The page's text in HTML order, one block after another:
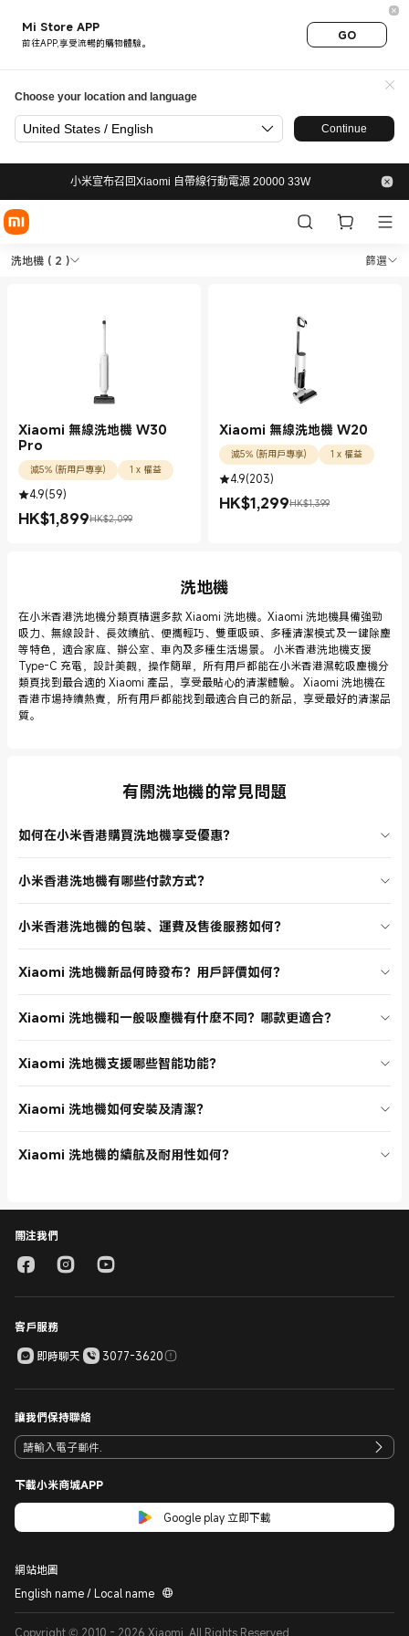
Mi Store APP
前往APP,享受流暢的購物體驗。
GO
Choose your location and language
United States / English Continue
小米宣布召回Xiaomi 自帶線行動電源 20000 33W
Shop 清潔電器 洗地機 in
洗地機 ( 2 ) 篩選
Shop 清潔電器 洗地機 in Xiaomi 小米
Xiaomi 無線洗地機 W30
Pro
減5% (新用戶專享) 1 x 權益
4.9(59)
HK$1,899
現價 HK$1899.00HK$2,099
市場價格 HK$2,099
Xiaomi 無線洗地機 W20
減5% (新用戶專享) 1 x 權益
4.9(203)
HK$1,299
現價 HK$1299.00HK$1,399
市場價格 HK$1,399
洗地機
在小米香港洗地機分類頁精選多款 Xiaomi 洗地機。Xiaomi 洗地機具備強勁
吸力、無線設計、長效續航、便攜輕巧、雙重吸頭、多種清潔模式及一鍵除塵
等特色，適合家庭、辦公室、車內及多種生活場景。 小米香港洗地機支援
Type-C 充電，設計美觀，操作簡單，所有用戶都能在小米香港濕乾吸塵機分
類頁找到最合適的 Xiaomi 產品，享受最貼心的清潔體驗。 Xiaomi 洗地機在
香港市場持續熱賣，所有用戶都能找到最適合自己的新品，享受最好的清潔品
質。
有關洗地機的常見問題
如何在小米香港購買洗地機享受優惠？
或分類頁查看最新促銷資訊。選購 Xiaomi 洗地機時，建議關注限時折
小米香港洗地機有哪些付款方式？
付寶、微信支付等主流電子支付。結帳流程簡單安全，無論選購哪款
小米香港洗地機的包裝、運費及售後服務如何？
品安全送達。運費根據訂單金額及地區計算，部分產品享免運優惠。售
Xiaomi 洗地機新品何時發布？用戶評價如何？
價。用戶反饋 Xiaomi 洗地機功能齊全、操作簡單、性價比高，是香港
Xiaomi 洗地機和一般吸塵機有什麼不同？哪款更適合？
合多場景使用。相比一般吸塵機，洗地機功能更全面，適合追求高效清
Xiaomi 洗地機支援哪些智能功能？
杯及過濾組件，方便用戶隨時調整清潔模式，提升使用體驗。
Xiaomi 洗地機如何安裝及清潔？
及過濾組件可拆卸水洗，方便日常保養，適合香港各類用戶。
Xiaomi 洗地機的續航及耐用性如何？
關注我們
客戶服務
即時聊天
3077-3620
讓我們保持聯絡
下載小米商城APP
Google play 立即下載
網站地圖
English name / Local name
Copyright © 2010 - 2026 Xiaomi. All Rights Reserved